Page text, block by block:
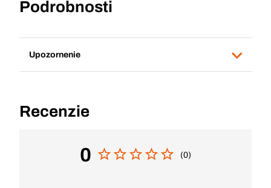
Podrobnosti
Upozornenie
Recenzie
0 (0)